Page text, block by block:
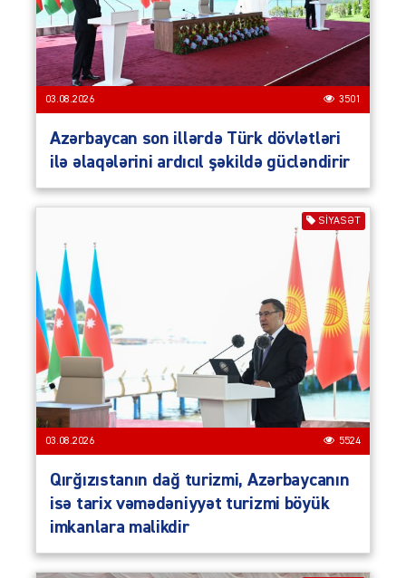
03.08.2026 3501
Azərbaycan son illərdə Türk dövlətləri
ilə əlaqələrini ardıcıl şəkildə gücləndirir
SIYASƏT
03.08.2026 5524
Qırğızıstanın dağ turizmi, Azərbaycanın
isə tarix vəmədəniyyət turizmi böyük
imkanlara malikdir